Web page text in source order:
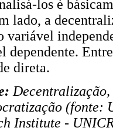
los é
lado, a
variável
dependente.
direta.
(fonte:
Institute -